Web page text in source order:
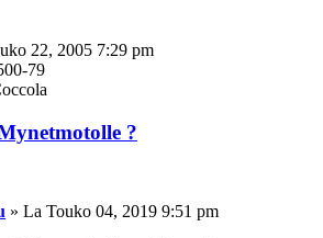
22, 2005 7:29 pm
79
?
» La Touko 04, 2019 9:51 pm